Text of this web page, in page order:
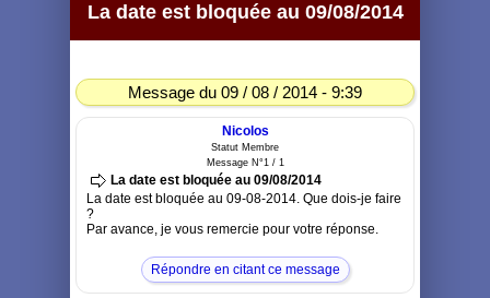
La date est bloquée au 09/08/2014
Message du 09 / 08 / 2014 - 9:39
Nicolos
Statut Membre
Message N°1 / 1
La date est bloquée au 09/08/2014
La date est bloquée au 09-08-2014. Que dois-je faire
?
Par avance, je vous remercie pour votre réponse.
Répondre en citant ce message